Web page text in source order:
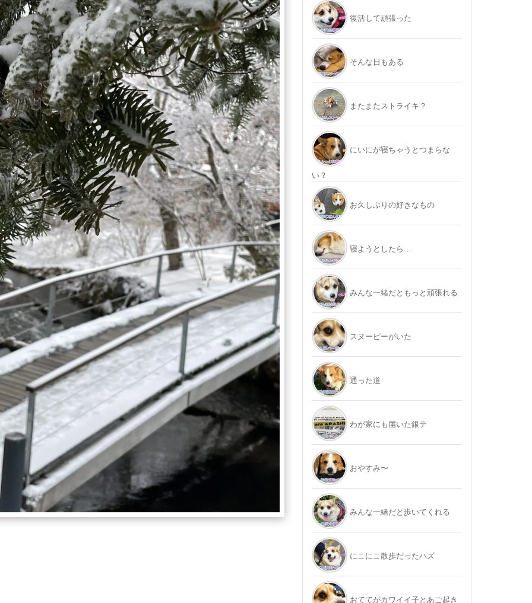
復活して頑張った
そんな日もある
またまたストライキ？
にいにが寝ちゃうとつまらな
い？
お久しぶりの好きなもの
寝ようとしたら…
みんな一緒だともっと頑張れる
スヌーピーがいた
通った道
わが家にも届いた銀テ
おやすみ〜
みんな一緒だと歩いてくれる
にこにこ散歩だったハズ
おててがカワイイ子とあご起き